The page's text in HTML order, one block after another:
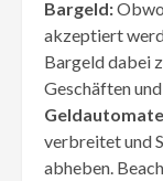
Bargeld:
akzeptiert
Bargeld dabei
Geschäften
verbreitet und
abheben.